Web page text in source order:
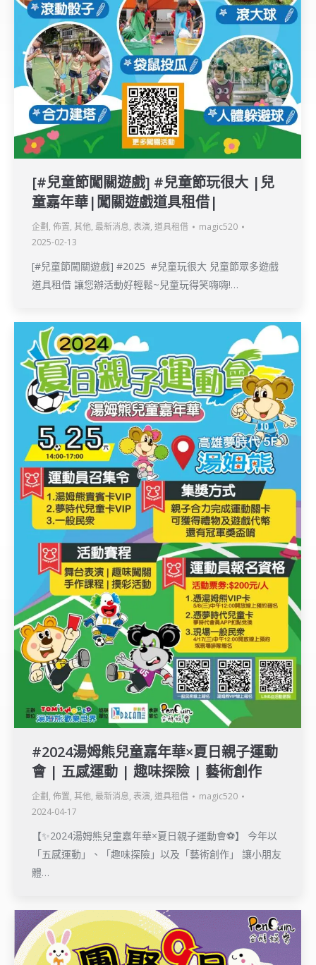
[#兒童節闖關遊戲] #​兒童節玩很大 |兒
童嘉年華|闖關遊戲道具租借|
企劃 , 佈置, 其他, 最新消息, 表演, 道具租借
magic520
2025-02-13
[#兒童節闖關遊戲] #​2025 #兒童玩很大 兒童節眾多遊戲
道具租借 讓您辦活動好輕鬆~兒童玩得笑嗨嗨!…
#2024湯姆熊兒童嘉年華×夏日親子運動
會 | 五感運動 | 趣味探險 | 藝術創作
企劃 , 佈置, 其他, 最新消息, 表演, 道具租借
magic520
2024-04-17
【✨2024湯姆熊兒童嘉年華×夏日親子運動會⚽】 今年以
「五感運動」、「趣味探險」以及「藝術創作」 讓小朋友
體…